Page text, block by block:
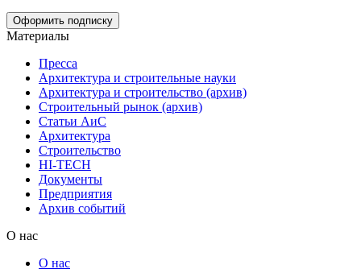
Материалы
Пресса
Архитектура и строительные науки
Архитектура и строительство (архив)
Строительный рынок (архив)
Статьи АиС
Архитектура
Строительство
HI-TECH
Документы
Предприятия
Архив событий
О нас
О нас